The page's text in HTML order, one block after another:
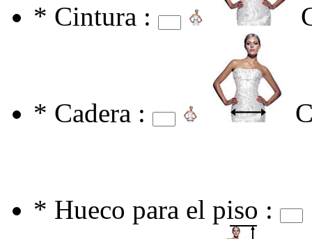
* Cintura :
* Cadera :
* Hueco para el piso :